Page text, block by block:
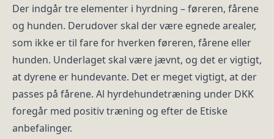
Der indgår tre elementer i hyrdning – føreren, fårene
og hunden. Derudover skal der være egnede arealer,
som ikke er til fare for hverken føreren, fårene eller
hunden. Underlaget skal være jævnt, og det er vigtigt,
at dyrene er hundevante. Det er meget vigtigt, at der
passes på fårene. Al hyrdehundetræning under DKK
foregår med positiv træning og efter de Etiske
anbefalinger.